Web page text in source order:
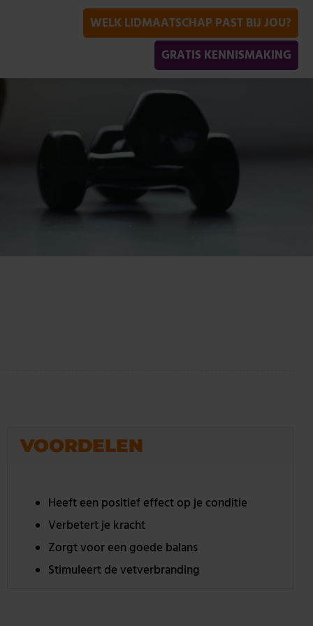
WELK LIDMAATSCHAP PAST BIJ JOU?
GRATIS KENNISMAKING
VOORDELEN
Heeft een positief effect op je conditie
Verbetert je kracht
Zorgt voor een goede balans
Stimuleert de vetverbranding